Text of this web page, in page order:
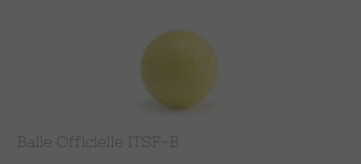
Balle Officielle ITSF-B